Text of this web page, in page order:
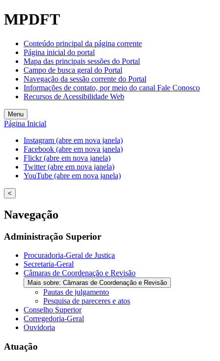
MPDFT
Conteúdo principal da página corrente
Página inicial do portal
Mapa das principais sessões do Portal
Campo de busca geral do Portal
Navegação da sessão corrente do Portal
Informações de contato, por meio do canal Fale Conosco
Recursos de Acessibilidade Web
Menu
Página Inicial
Instagram (abre em nova janela)
Facebook (abre em nova janela)
Flickr (abre em nova janela)
Twitter (abre em nova janela)
YouTube (abre em nova janela)
<
Navegação
Administração Superior
Procuradoria-Geral de Justiça
Secretaria-Geral
Câmaras de Coordenação e Revisão
Mais sobre: Câmaras de Coordenação e Revisão
Pautas de julgamento
Pesquisa de pareceres e atos
Conselho Superior
Corregedoria-Geral
Ouvidoria
Atuação